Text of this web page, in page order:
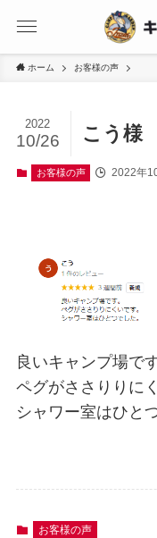
ホーム お客様の声
こう様
2022
10/26
お客様の声 2022年
良いキャンプ場です
ペグがささりりに
シャワー室はひと
お客様の声